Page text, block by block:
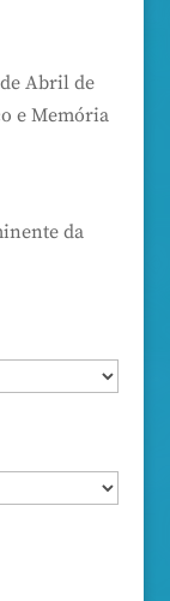
Abril de
e Memória
da